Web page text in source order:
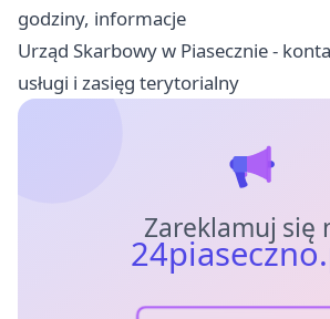
godziny, informacje
Urząd Skarbowy w Piasecznie -
usługi i zasięg terytorialny
Zareklamuj się